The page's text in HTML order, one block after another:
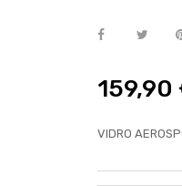
159,90
VIDRO